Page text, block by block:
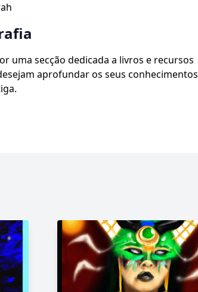
uma secção dedicada a livros e recursos
aprofundar os seus